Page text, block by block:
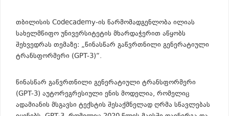
თბილისის Codecademy-ის წარმომადგენლობა ილიას
სახელმწიფო უნივერსიტეტის მხარდაჭერით აწყობს
შეხვედრას თემაზე: „წინასწარ გაწვრთნილი გენერატიული
ტრანსფორმერი (GPT-3)“.
წინასწარ გაწვრთნილი გენერატიული ტრანსფორმერი
(GPT-3) აუტორეგრესიული ენის მოდელია, რომელიც
ადამიანის მსგავსი ტექსტის შესაქმნელად ღრმა სწავლებას